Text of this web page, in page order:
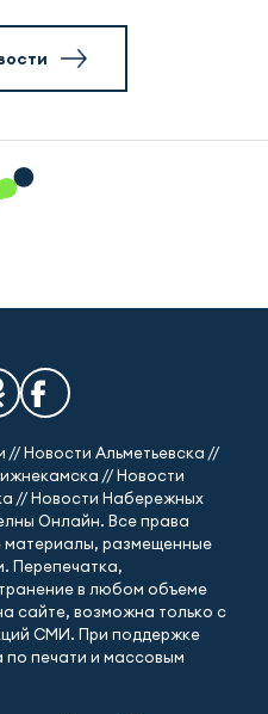
// Новости Альметьевска //
// Новости
// Новости Набережных
Онлайн. Все права
размещенные
Перепечатка,
в любом объеме
сайте, возможна только с
СМИ. При поддержке
по печати и массовым